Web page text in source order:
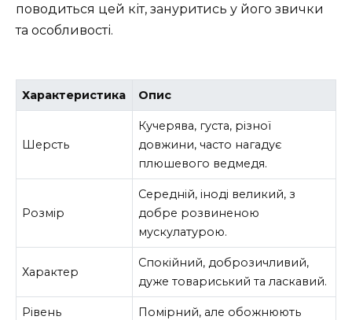
поводиться цей кіт, зануритись у його звички
та особливості.
Характеристика Опис
Шерсть
Кучерява, густа, різної
довжини, часто нагадує
плюшевого ведмедя.
Розмір
Середній, іноді великий, з
добре розвиненою
мускулатурою.
Характер
Спокійний, доброзичливий,
дуже товариський та ласкавий.
Рівень
Помірний, але обожнюють